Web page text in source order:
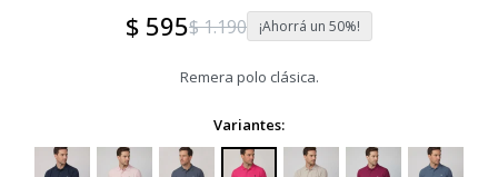
$ 595$1.190 50
Remera polo clásica.
Variantes: